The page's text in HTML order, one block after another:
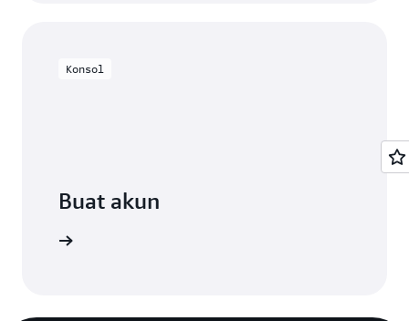
Konsol
Buat akun